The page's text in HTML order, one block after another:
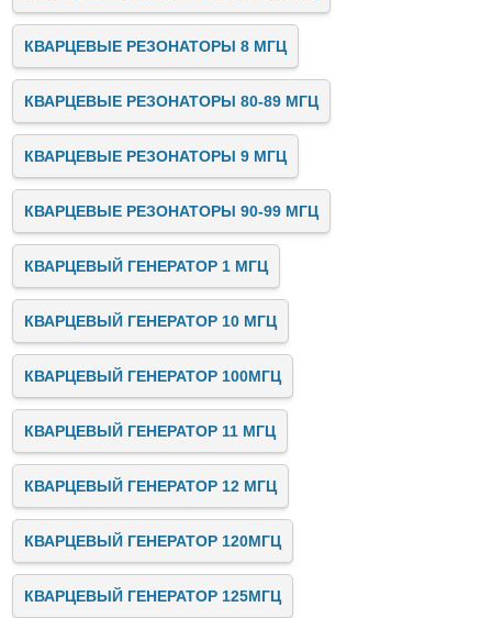
КВАРЦЕВЫЕ РЕЗОНАТОРЫ 8 МГЦ
КВАРЦЕВЫЕ РЕЗОНАТОРЫ 80-89 МГЦ
КВАРЦЕВЫЕ РЕЗОНАТОРЫ 9 МГЦ
КВАРЦЕВЫЕ РЕЗОНАТОРЫ 90-99 МГЦ
КВАРЦЕВЫЙ ГЕНЕРАТОР 1 МГЦ
КВАРЦЕВЫЙ ГЕНЕРАТОР 10 МГЦ
КВАРЦЕВЫЙ ГЕНЕРАТОР 100МГЦ
КВАРЦЕВЫЙ ГЕНЕРАТОР 11 МГЦ
КВАРЦЕВЫЙ ГЕНЕРАТОР 12 МГЦ
КВАРЦЕВЫЙ ГЕНЕРАТОР 120МГЦ
КВАРЦЕВЫЙ ГЕНЕРАТОР 125МГЦ